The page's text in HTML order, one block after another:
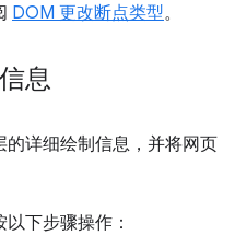
DOM 更改断点类型。
息
的详细绘制信息，并将网页
以下步骤操作：